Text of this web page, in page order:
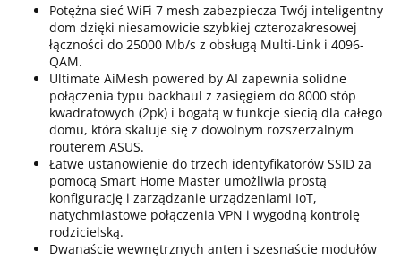
Potężna sieć WiFi 7 mesh zabezpiecza Twój inteligentny
dom dzięki niesamowicie szybkiej czterozakresowej
łączności do 25000 Mb/s z obsługą Multi-Link i 4096-
QAM.
Ultimate AiMesh powered by AI zapewnia solidne
połączenia typu backhaul z zasięgiem do 8000 stóp
kwadratowych (2pk) i bogatą w funkcje siecią dla całego
domu, która skaluje się z dowolnym rozszerzalnym
routerem ASUS.
Łatwe ustanowienie do trzech identyfikatorów SSID za
pomocą Smart Home Master umożliwia prostą
konfigurację i zarządzanie urządzeniami IoT,
natychmiastowe połączenia VPN i wygodną kontrolę
rodzicielską.
Dwanaście wewnętrznych anten i szesnaście modułów